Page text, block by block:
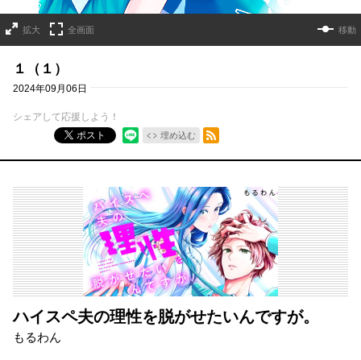
拡大 全画面 移動
１（１）
2024年09月06日
シェアして応援しよう！
ポスト
埋め込む
RSSフィード
ハイスペ夫の理性を脱がせたいんですが。
もるわん